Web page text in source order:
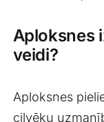
Aploksnes
veidi?
Aploksnes
cilvēku